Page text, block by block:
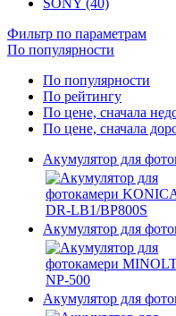
Фильтр по параметрам
По популярности
По популярности
По рейтингу
По цене, сначала
По цене, сначала
Акумулятор для
Акумулятор для
Акумулятор для